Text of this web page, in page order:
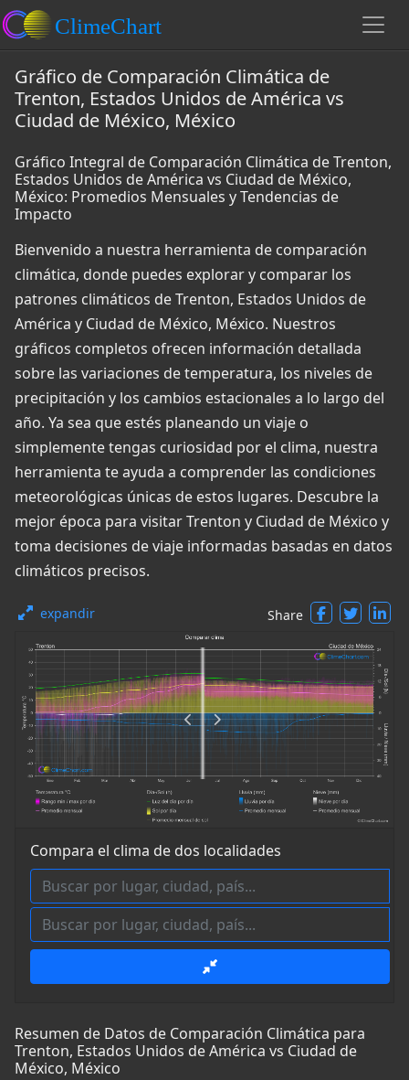
Gráfico de Comparación Climática de
Trenton, Estados Unidos de América vs
Ciudad de México, México
Gráfico Integral de Comparación Climática de Trenton,
Estados Unidos de América vs Ciudad de México,
México: Promedios Mensuales y Tendencias de
Impacto
Bienvenido a nuestra herramienta de comparación
climática, donde puedes explorar y comparar los
patrones climáticos de Trenton, Estados Unidos de
América y Ciudad de México, México. Nuestros
gráficos completos ofrecen información detallada
sobre las variaciones de temperatura, los niveles de
precipitación y los cambios estacionales a lo largo del
año. Ya sea que estés planeando un viaje o
simplemente tengas curiosidad por el clima, nuestra
herramienta te ayuda a comprender las condiciones
meteorológicas únicas de estos lugares. Descubre la
mejor época para visitar Trenton y Ciudad de México y
toma decisiones de viaje informadas basadas en datos
climáticos precisos.
expandir Share
Compara el clima de dos localidades
Resumen de Datos de Comparación Climática para
Trenton, Estados Unidos de América vs Ciudad de
México, México